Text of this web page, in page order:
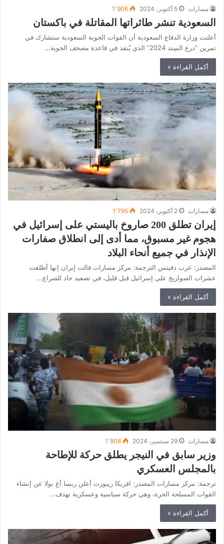
مسارات 5 أكتوبر، 2024 1٬906
السعودية تنشر طائراتها المقاتلة في باكستان
أعلنت وزارة الدفاع السعودية أن القوات الجوية السعودية ستشارك في
تمرين “درع السِند 2024” الذي يُنفذ في قاعدة مصحف الجوية…
أكمل القراءة »
مسارات 2 أكتوبر، 2024 1٬795
إيران تطلق 200 صاروخ باليستي على إسرائيل في
هجوم غير مسبوق، مما أدى إلى انطلاق صفارات
الإنذار في جميع أنحاء البلاد
المصدر: عرب دفينس الترجمة: مركز مسارات قالت إيران إنها أطلقت
عشرات الصواريخ على إسرائيل قبل قليل، في تصعيد حاد للصراع…
أكمل القراءة »
مسارات 29 سبتمبر، 2024 1٬806
وزير سابق في النيجر يطلق حركة للإطاحة
بالمجلس العسكري
ترجمة: مركز مسارات المصدر: افريكا ريبورت أعلن ريسا أغ بولا عن إنشاء
القوات المسلحة الحرة، وهي حركة سياسية وعسكرية تهدف…
أكمل القراءة »